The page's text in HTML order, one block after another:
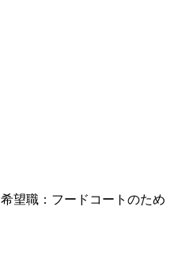
希望職：フードコートのため